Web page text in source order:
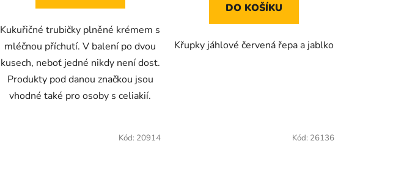
Kukuřičné trubičky plněné krémem s
mléčnou příchutí. V balení po dvou
kusech, neboť jedné nikdy není dost.
Produkty pod danou značkou jsou
vhodné také pro osoby s celiakií.
DO KOŠÍKU
Křupky jáhlové červená řepa a jablko
Kód: 20914 Kód: 26136